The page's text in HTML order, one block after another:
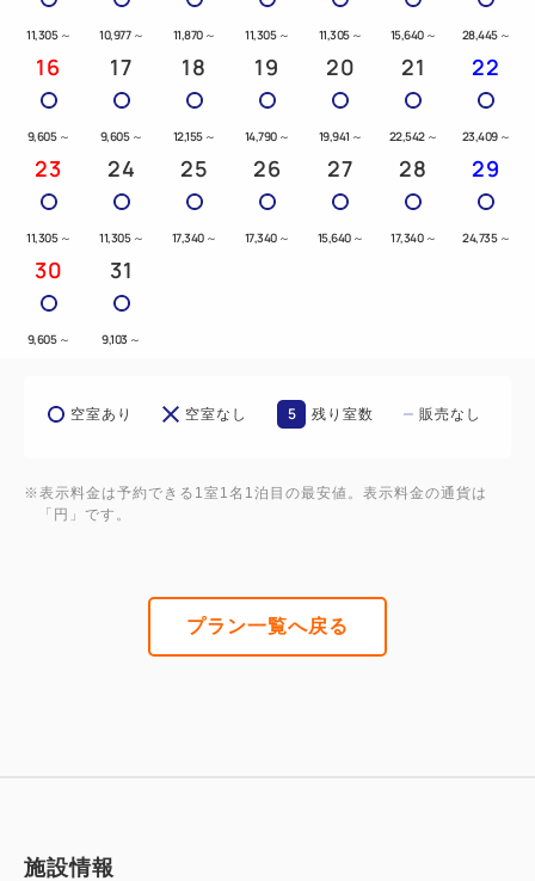
11,305 ～ 10,977 ～ 11,870 ～ 11,305 ～ 11,305 ～ 15,640 ～ 28,445 ～
16
9,605 ～
17
9,605 ～
18
12,155 ～
19
14,790 ～
20
19,941 ～
21
22,542 ～
22
23,409 ～
23
11,305 ～
24
11,305 ～
25
17,340 ～
26
17,340 ～
27
15,640 ～
28
17,340 ～
29
24,735 ～
30
9,605 ～
31
9,103 ～
空室あり 空室なし 5 残り室数 販売なし
※表示料金は予約できる1室1名1泊目の最安値。表示料金の通貨は
「円」です。
プラン一覧へ戻る
施設情報